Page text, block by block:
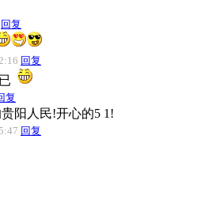
回复
回复
复
阳人民!开心的5 1!
回复